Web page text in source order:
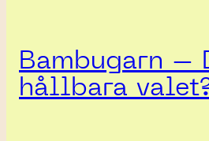
Bambugarn –
hållbara